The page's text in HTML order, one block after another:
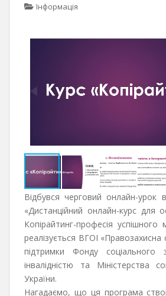
Інформація
Відбувся черговий онлайн-
«Дистанційний онлайн-курс для
Копірайтинг-професія успішного
реалізується ВГОІ «Правозахисна
підтримки Фонду
інвалідністю та Міністерства
України.
Нагадаємо, що ця програма